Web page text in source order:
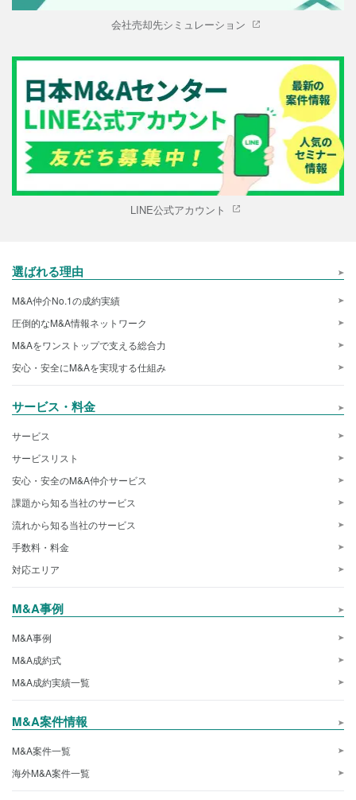
会社売却先シミュレーション
LINE公式アカウント
選ばれる理由
M&A仲介No.1の成約実績
圧倒的なM&A情報ネットワーク
M&Aをワンストップで支える総合力
安心・安全にM&Aを実現する仕組み
サービス・料金
サービス
サービスリスト
安心・安全のM&A仲介サービス
課題から知る当社のサービス
流れから知る当社のサービス
手数料・料金
対応エリア
M&A事例
M&A事例
M&A成約式
M&A成約実績一覧
M&A案件情報
M&A案件一覧
海外M&A案件一覧